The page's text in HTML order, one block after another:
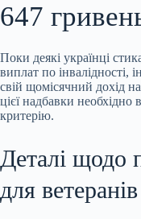
647
Поки деякі українці
виплат по інвалідності,
свій щомісячний дохід
цієї надбавки
критерію.
Деталі щодо
для ветеранів